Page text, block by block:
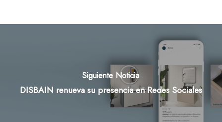
Siguiente Noticia
DISBAIN renueva su presencia en Redes Sociales